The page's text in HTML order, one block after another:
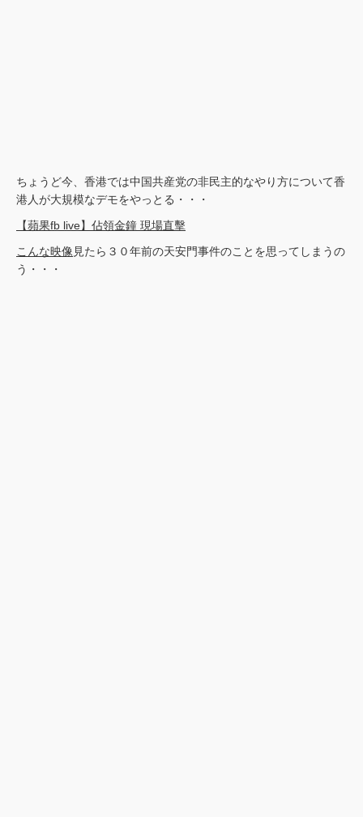
ちょうど今、香港では中国共産党の非民主的なやり方について香
港人が大規模なデモをやっとる・・・
【蘋果fb live】佔領金鐘 現場直擊
こんな映像見たら３０年前の天安門事件のことを思ってしまうの
う・・・